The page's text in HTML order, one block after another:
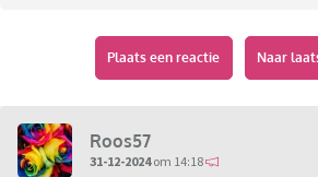
Plaats een reactie Naar
Roos57
31-12-2024om 14:18